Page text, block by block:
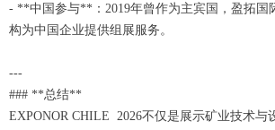
- **中国参与**：2019年曾作为主宾国，盈拓国
构为中国企业提供组展服务。
---
### **总结**
EXPONOR CHILE 2026不仅是展示矿业技术与